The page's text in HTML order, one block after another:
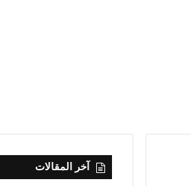
آخر المقالات